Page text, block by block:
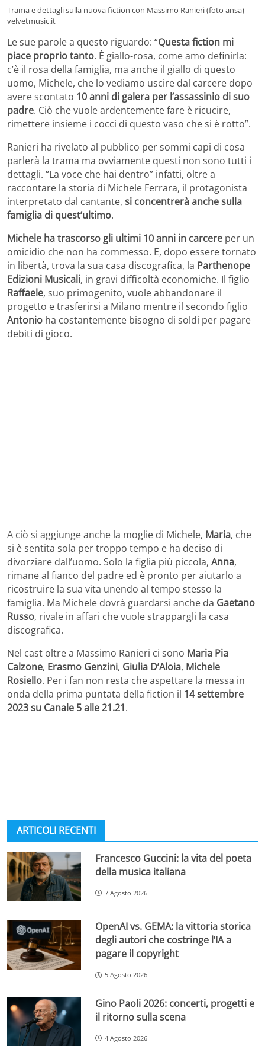
Trama e dettagli sulla nuova fiction con Massimo Ranieri (foto ansa) –
velvetmusic.it
Le sue parole a questo riguardo: “Questa fiction mi
piace proprio tanto. È giallo-rosa, come amo definirla:
c’è il rosa della famiglia, ma anche il giallo di questo
uomo, Michele, che lo vediamo uscire dal carcere dopo
avere scontato 10 anni di galera per l’assassinio di suo
padre. Ciò che vuole ardentemente fare è ricucire,
rimettere insieme i cocci di questo vaso che si è rotto”.
Ranieri ha rivelato al pubblico per sommi capi di cosa
parlerà la trama ma ovviamente questi non sono tutti i
dettagli. “La voce che hai dentro” infatti, oltre a
raccontare la storia di Michele Ferrara, il protagonista
interpretato dal cantante, si concentrerà anche sulla
famiglia di quest’ultimo.
Michele ha trascorso gli ultimi 10 anni in carcere per un
omicidio che non ha commesso. E, dopo essere tornato
in libertà, trova la sua casa discografica, la Parthenope
Edizioni Musicali, in gravi difficoltà economiche. Il figlio
Raffaele, suo primogenito, vuole abbandonare il
progetto e trasferirsi a Milano mentre il secondo figlio
Antonio ha costantemente bisogno di soldi per pagare
debiti di gioco.
A ciò si aggiunge anche la moglie di Michele, Maria, che
si è sentita sola per troppo tempo e ha deciso di
divorziare dall’uomo. Solo la figlia più piccola, Anna,
rimane al fianco del padre ed è pronto per aiutarlo a
ricostruire la sua vita unendo al tempo stesso la
famiglia. Ma Michele dovrà guardarsi anche da Gaetano
Russo, rivale in affari che vuole strappargli la casa
discografica.
Nel cast oltre a Massimo Ranieri ci sono Maria Pia
Calzone, Erasmo Genzini, Giulia D’Aloia, Michele
Rosiello. Per i fan non resta che aspettare la messa in
onda della prima puntata della fiction il 14 settembre
2023 su Canale 5 alle 21.21.
ARTICOLI RECENTI
Francesco Guccini: la vita del poeta
della musica italiana
7 Agosto 2026
OpenAI vs. GEMA: la vittoria storica
degli autori che costringe l’IA a
pagare il copyright
5 Agosto 2026
Gino Paoli 2026: concerti, progetti e
il ritorno sulla scena
4 Agosto 2026